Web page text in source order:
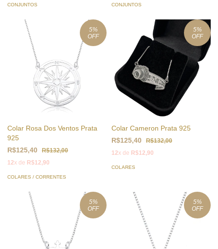
CONJUNTOS CONJUNTOS
5%
OFF
Colar Rosa Dos Ventos Prata
925
R$125,40
R$132,00
12x de R$12,90
COLARES / CORRENTES
5%
OFF
Colar Cameron Prata 925
R$125,40
R$132,00
12x de R$12,90
COLARES
5%
OFF
5%
OFF